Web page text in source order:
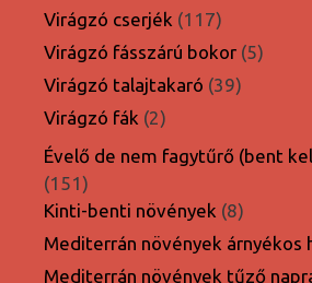
termék
Virágzó cserjék 117117
termék
Virágzó fásszárú bokor 55
Virágzó talajtakaró 3939
Virágzó fák 22
termék
Évelő de nem fagytűrő (bent
151151
termék
Kinti-benti növények 88
termék
Mediterrán növények árnyékos
Mediterrán növények tűző